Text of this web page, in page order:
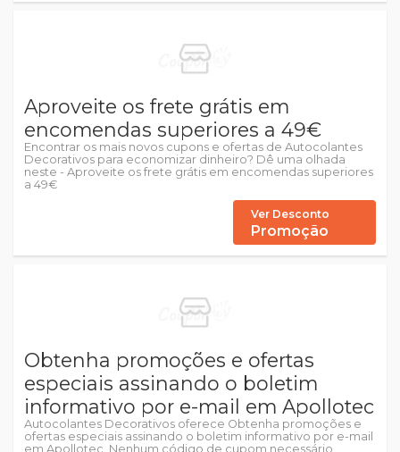
Aproveite os frete grátis em
encomendas superiores a 49€
Encontrar os mais novos cupons e ofertas de Autocolantes
Decorativos para economizar dinheiro? Dê uma olhada
neste - Aproveite os frete grátis em encomendas superiores
a 49€
Ver Desconto
Promoção
Obtenha promoções e ofertas
especiais assinando o boletim
informativo por e-mail em Apollotec
Autocolantes Decorativos oferece Obtenha promoções e
ofertas especiais assinando o boletim informativo por e-mail
em Apollotec. Nenhum código de cupom necessário.